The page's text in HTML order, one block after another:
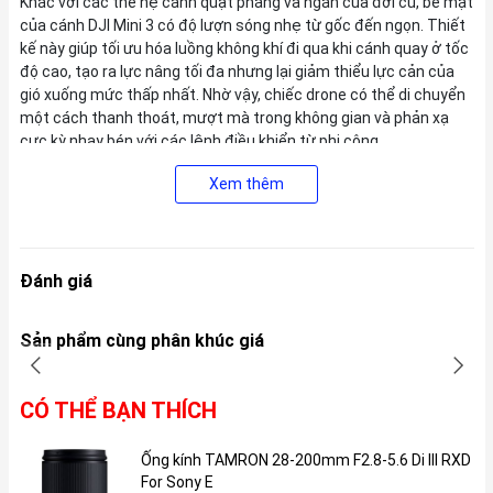
của cánh DJI Mini 3 có độ lượn sóng nhẹ từ gốc đến ngọn. Thiết
kế này giúp tối ưu hóa luồng không khí đi qua khi cánh quay ở tốc
độ cao, tạo ra lực nâng tối đa nhưng lại giảm thiểu lực cản của
gió xuống mức thấp nhất. Nhờ vậy, chiếc drone có thể di chuyển
một cách thanh thoát, mượt mà trong không gian và phản xạ
cực kỳ nhạy bén với các lệnh điều khiển từ phi công.
Xem thêm
Đánh giá
Sản phẩm cùng phân khúc giá
CÓ THỂ BẠN THÍCH
Ống kính TAMRON 28-200mm F2.8-5.6 Di III RXD
For Sony E